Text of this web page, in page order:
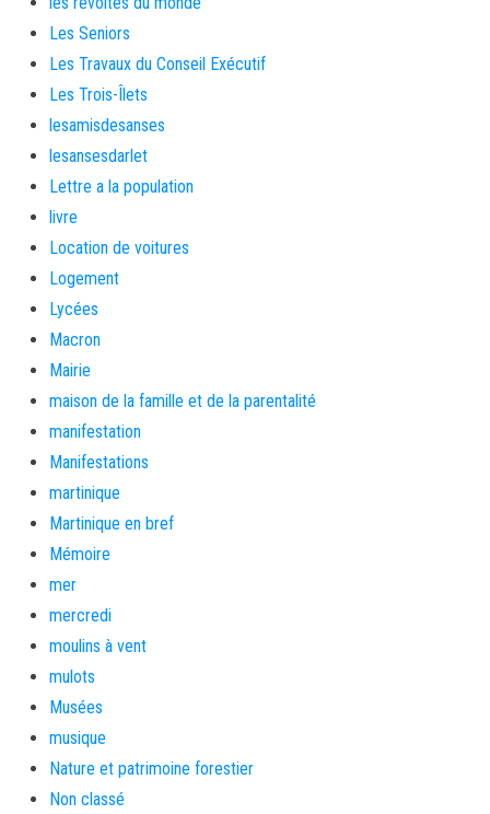
Les Seniors
Les Travaux du Conseil Exécutif
Les Trois-Îlets
lesamisdesanses
lesansesdarlet
Lettre a la population
livre
Location de voitures
Logement
Lycées
Macron
Mairie
maison de la famille et de la parentalité
manifestation
Manifestations
martinique
Martinique en bref
Mémoire
mer
mercredi
moulins à vent
mulots
Musées
musique
Nature et patrimoine forestier
Non classé